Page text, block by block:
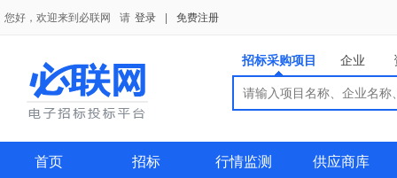
您好，欢迎来到必联网 请 登录 免费注册
招标采购项目 企业
首页 招标 行情监测 供应商库